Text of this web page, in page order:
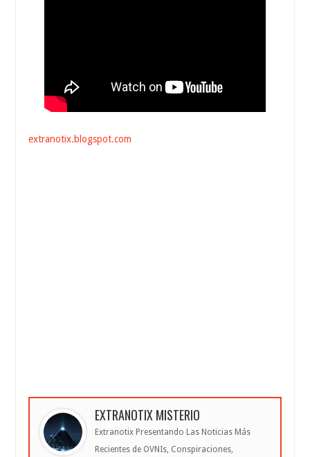
extranotix.blogspot.com
EXTRANOTIX MISTERIO
Extranotix Presentando Las Noticias Más
Recientes de OVNIs, Conspiraciones,